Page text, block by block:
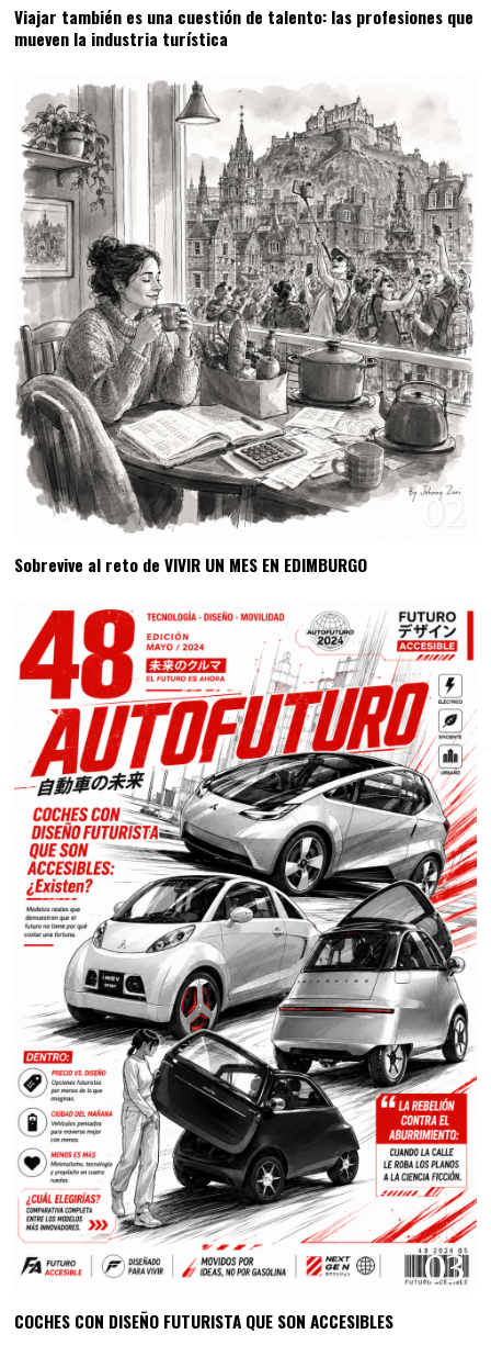
Viajar también es una cuestión de talento: las profesiones que
mueven la industria turística
02
Sobrevive al reto de VIVIR UN MES EN EDIMBURGO
03
COCHES CON DISEÑO FUTURISTA QUE SON ACCESIBLES